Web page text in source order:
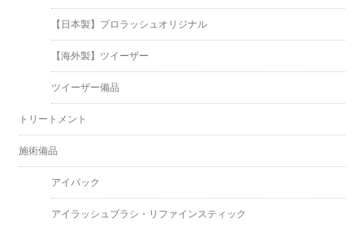
【日本製】プロラッシュオリジナル
【海外製】ツイーザー
ツイーザー備品
トリートメント
施術備品
アイパック
アイラッシュブラシ・リファインスティック